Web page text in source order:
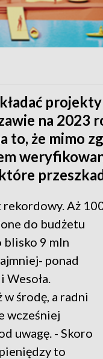
na 2023
to, że mimo
Aż
do budżetu
blisko 9 mln
ponad
w środę, a radni
wcześniej
uwagę. - Skoro
to